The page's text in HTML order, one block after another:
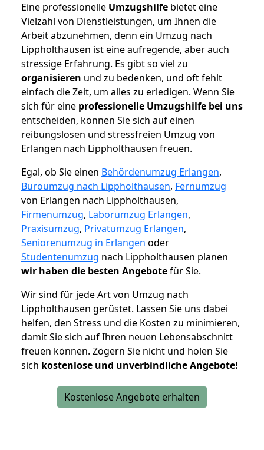
Eine professionelle Umzugshilfe bietet eine
Vielzahl von Dienstleistungen, um Ihnen die
Arbeit abzunehmen, denn ein Umzug nach
Lippholthausen ist eine aufregende, aber auch
stressige Erfahrung. Es gibt so viel zu
organisieren und zu bedenken, und oft fehlt
einfach die Zeit, um alles zu erledigen. Wenn Sie
sich für eine professionelle Umzugshilfe bei uns
entscheiden, können Sie sich auf einen
reibungslosen und stressfreien Umzug von
Erlangen nach Lippholthausen freuen.
Egal, ob Sie einen Behördenumzug Erlangen,
Büroumzug nach Lippholthausen, Fernumzug
von Erlangen nach Lippholthausen,
Firmenumzug, Laborumzug Erlangen,
Praxisumzug, Privatumzug Erlangen,
Seniorenumzug in Erlangen oder
Studentenumzug nach Lippholthausen planen
wir haben die besten Angebotefür Sie.
Wir sind für jede Art von Umzug nach
Lippholthausen gerüstet. Lassen Sie uns dabei
helfen, den Stress und die Kosten zu minimieren,
damit Sie sich auf Ihren neuen Lebensabschnitt
freuen können. Zögern Sie nicht und holen Sie
sich kostenlose und unverbindliche Angebote!
Kostenlose Angebote erhalten